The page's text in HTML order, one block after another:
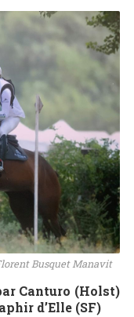
Busquet Manavit
Canturo (Holst)
d’Elle (SF)